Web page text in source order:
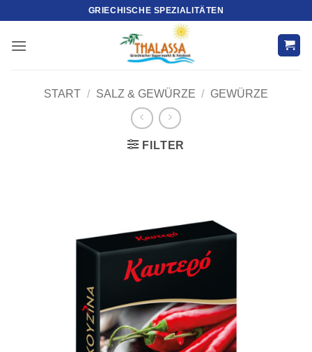
springen
GRIECHISCHE SPEZIALITÄTEN
START / SALZ & GEWÜRZE / GEWÜRZE
FILTER